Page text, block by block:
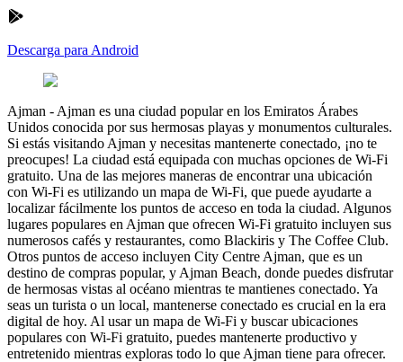
Descarga para Android
Ajman - Ajman es una ciudad popular en los Emiratos Árabes
Unidos conocida por sus hermosas playas y monumentos culturales.
Si estás visitando Ajman y necesitas mantenerte conectado, ¡no te
preocupes! La ciudad está equipada con muchas opciones de Wi-Fi
gratuito. Una de las mejores maneras de encontrar una ubicación
con Wi-Fi es utilizando un mapa de Wi-Fi, que puede ayudarte a
localizar fácilmente los puntos de acceso en toda la ciudad. Algunos
lugares populares en Ajman que ofrecen Wi-Fi gratuito incluyen sus
numerosos cafés y restaurantes, como Blackiris y The Coffee Club.
Otros puntos de acceso incluyen City Centre Ajman, que es un
destino de compras popular, y Ajman Beach, donde puedes disfrutar
de hermosas vistas al océano mientras te mantienes conectado. Ya
seas un turista o un local, mantenerse conectado es crucial en la era
digital de hoy. Al usar un mapa de Wi-Fi y buscar ubicaciones
populares con Wi-Fi gratuito, puedes mantenerte productivo y
entretenido mientras exploras todo lo que Ajman tiene para ofrecer.